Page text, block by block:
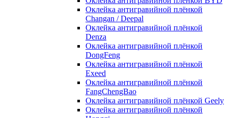
Оклейка антигравийной плёнкой
Changan / Deepal
Оклейка антигравийной плёнкой
Denza
Оклейка антигравийной плёнкой
DongFeng
Оклейка антигравийной плёнкой
Exeed
Оклейка антигравийной плёнкой
FangChengBao
Оклейка антигравийной плёнкой Geely
Оклейка антигравийной плёнкой